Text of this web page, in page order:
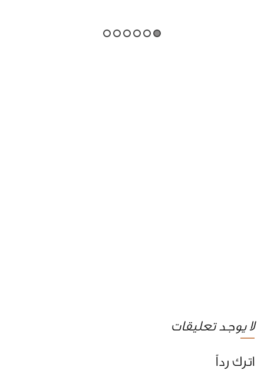
لا يوجد تعليقات
اترك رداً